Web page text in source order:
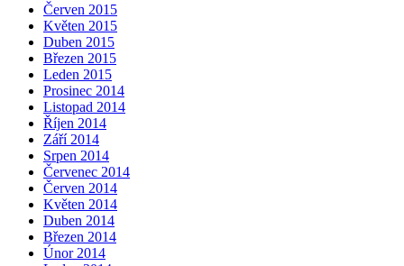
Červen 2015
Květen 2015
Duben 2015
Březen 2015
Leden 2015
Prosinec 2014
Listopad 2014
Říjen 2014
Září 2014
Srpen 2014
Červenec 2014
Červen 2014
Květen 2014
Duben 2014
Březen 2014
Únor 2014